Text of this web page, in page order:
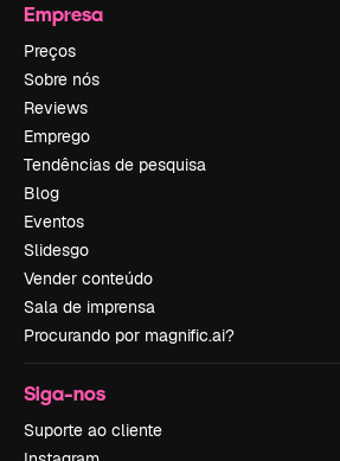
Empresa
Preços
Sobre nós
Reviews
Emprego
Tendências de pesquisa
Blog
Eventos
Slidesgo
Vender conteúdo
Sala de imprensa
Procurando por magnific.ai?
Siga-nos
Suporte ao cliente